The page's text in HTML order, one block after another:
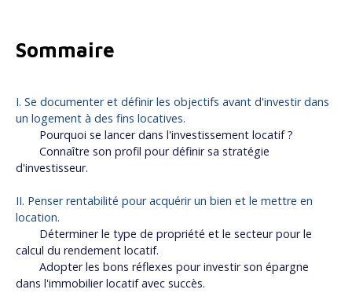
Sommaire
I. Se documenter et définir les objectifs avant d'investir dans
un logement à des fins locatives.
Pourquoi se lancer dans l'investissement locatif ?
Connaître son profil pour définir sa stratégie
d'investisseur.
II. Penser rentabilité pour acquérir un bien et le mettre en
location.
Déterminer le type de propriété et le secteur pour le
calcul du rendement locatif.
Adopter les bons réflexes pour investir son épargne
dans l'immobilier locatif avec succès.